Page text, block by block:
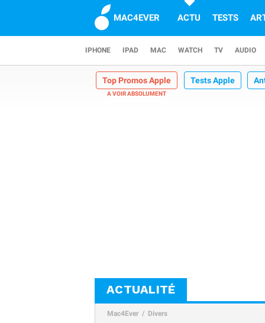
MAC4EVER ACTU TESTS
IPHONE IPAD MAC WATCH TV AUDIO
Top Promos Apple Tests Apple
ACTUALITÉ
Mac4Ever Divers